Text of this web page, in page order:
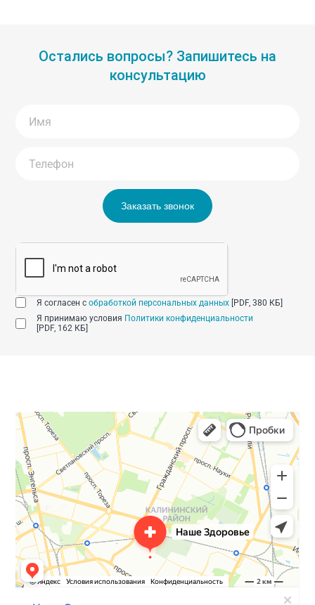
Остались вопросы? Запишитесь на
консультацию
Заказать звонок
Я согласен собработкой персональных данных [PDF, 380 КБ]
Я принимаю условия Политики конфиденциальности
[PDF, 162 КБ]